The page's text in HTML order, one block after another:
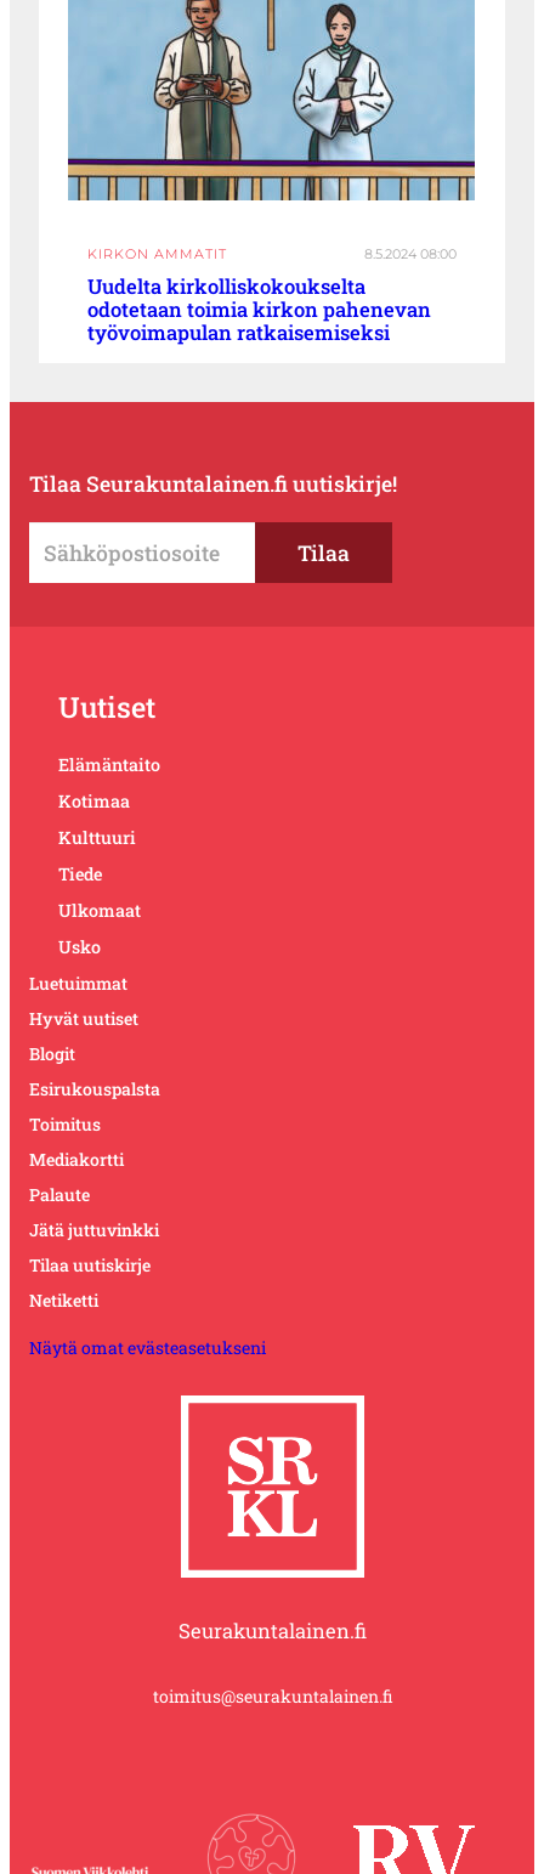
KIRKON AMMATIT 8.5.2024 08:00
Uudelta kirkolliskokoukselta
odotetaan toimia kirkon pahenevan
työvoimapulan ratkaisemiseksi
Tilaa Seurakuntalainen.fi uutiskirje!
Uutiset
Elämäntaito
Kotimaa
Kulttuuri
Tiede
Ulkomaat
Usko
Luetuimmat
Hyvät uutiset
Blogit
Esirukouspalsta
Toimitus
Mediakortti
Palaute
Jätä juttuvinkki
Tilaa uutiskirje
Netiketti
Näytä omat evästeasetukseni
Seurakuntalainen.fi
toimitus@seurakuntalainen.fi